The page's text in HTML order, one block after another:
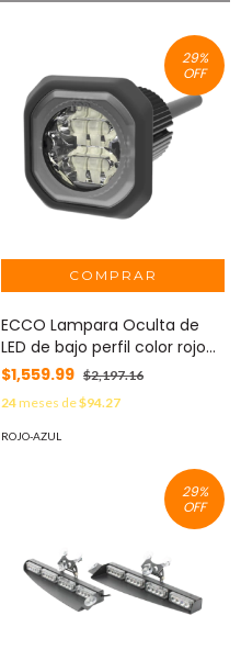
29%
OFF
ECCO Lampara Oculta de
LED de bajo perfil color rojo
azul MOD: ED9040RB
$1,559.99 $2,197.16
24meses de$94.27
ROJO-AZUL
29%
OFF